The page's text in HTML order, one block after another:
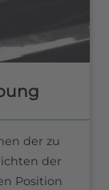
der zu
der
Position